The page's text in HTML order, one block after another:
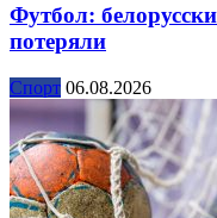
Футбол:
потеряли
Спорт 06.08.2026